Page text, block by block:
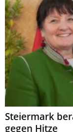
Steiermark
gegen Hitze